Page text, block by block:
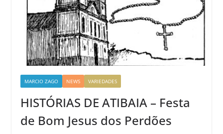
MARCIO ZAGO NEWS VARIEDADES
HISTÓRIAS DE ATIBAIA – Festa
de Bom Jesus dos Perdões